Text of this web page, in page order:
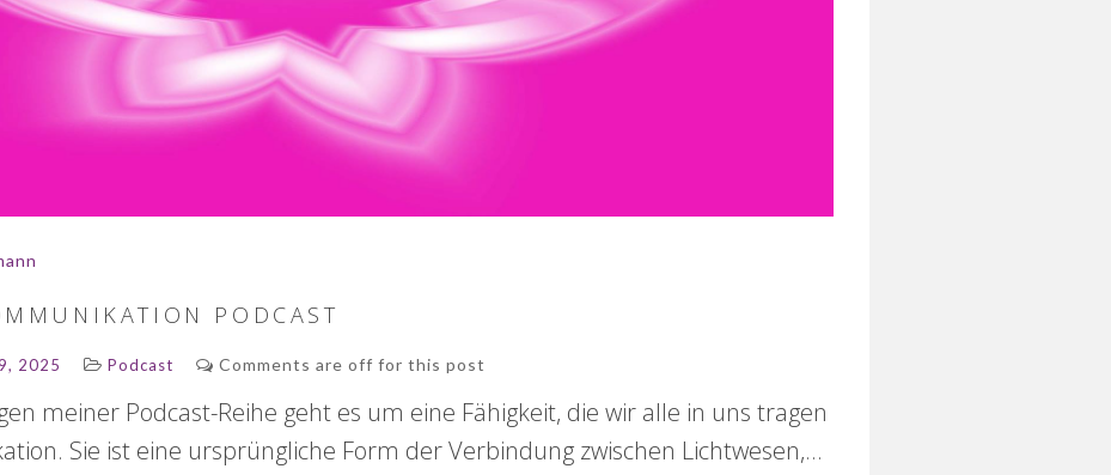
PODCAST
2025 Podcast Comments are off for this post
meiner Podcast-Reihe geht es um eine Fähigkeit, die wir alle in uns tragen
Sie ist eine ursprüngliche Form der Verbindung zwischen Lichtwesen,...